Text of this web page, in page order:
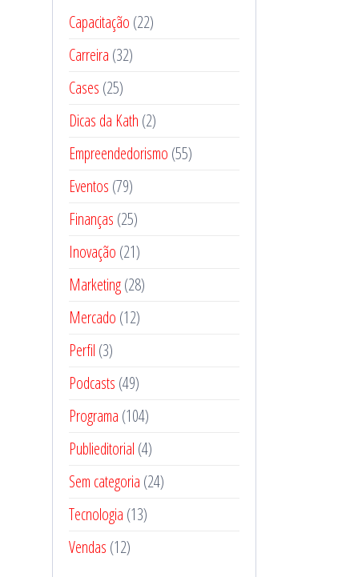
Capacitação (22)
Carreira (32)
Cases (25)
Dicas da Kath (2)
Empreendedorismo (55)
Eventos (79)
Finanças (25)
Inovação (21)
Marketing(28)
Mercado (12)
Perfil (3)
Podcasts (49)
Programa (104)
Publieditorial (4)
Sem categoria (24)
Tecnologia (13)
Vendas (12)